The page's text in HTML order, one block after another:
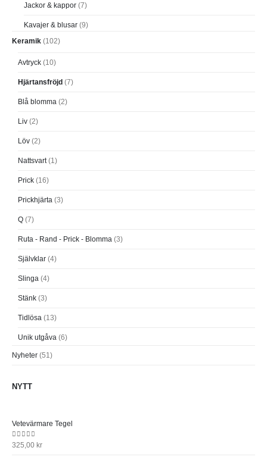
Jackor & kappor (7)
Kavajer & blusar (9)
Keramik (102)
Avtryck (10)
Hjärtansfröjd (7)
Blå blomma (2)
Liv (2)
Löv (2)
Nattsvart (1)
Prick (16)
Prickhjärta (3)
Q (7)
Ruta - Rand - Prick - Blomma (3)
Självklar (4)
Slinga (4)
Stänk (3)
Tidlösa (13)
Unik utgåva (6)
Nyheter (51)
NYTT
Vetevärmare Tegel
0out of 5
325,00 kr